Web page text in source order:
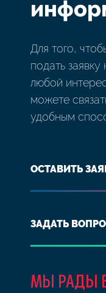
Для того,
подать
любой
можете
удобным
ОСТАВИТЬ
ЗАДАТЬ
МЫ РАДЫ